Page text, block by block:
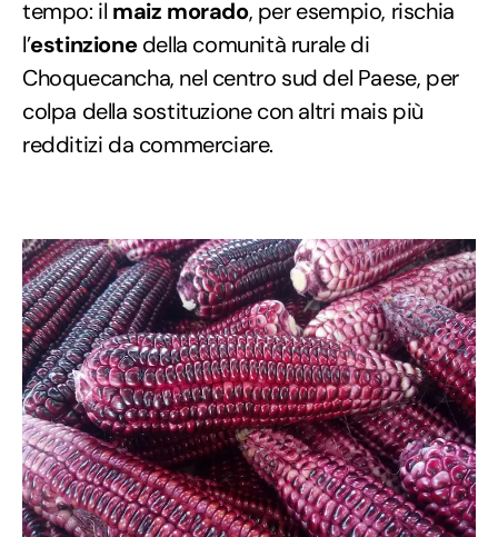
tempo: il maiz morado, per esempio, rischia
l’estinzionedella comunità rurale di
Choquecancha, nel centro sud del Paese, per
colpa della sostituzione con altri mais più
redditizi da commerciare.